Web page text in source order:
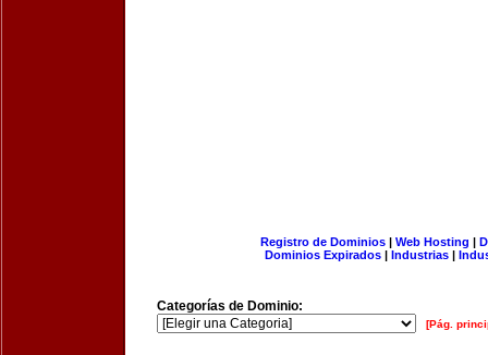
Registro de Dominios| Web Hosting |
Dominios Expirados | Industrias |
Categorías de Dominio:
[Pág.